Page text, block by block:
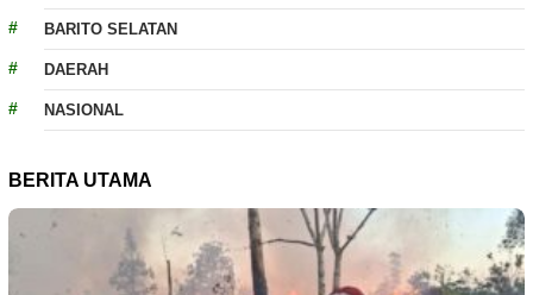
BARITO SELATAN
DAERAH
NASIONAL
BERITA UTAMA